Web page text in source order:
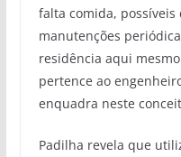
falta comida, possíveis
manutenções
residência aqui
pertence ao
enquadra neste
Padilha revela que